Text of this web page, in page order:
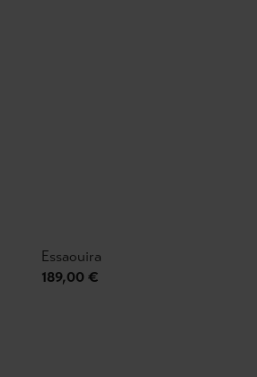
Essaouira
189,00 €